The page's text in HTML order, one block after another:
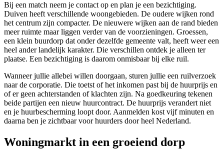
Bij een match neem je contact op en plan je een bezichtiging.
Duiven heeft verschillende woongebieden. De oudere wijken rond
het centrum zijn compacter. De nieuwere wijken aan de rand bieden
meer ruimte maar liggen verder van de voorzieningen. Groessen,
een klein buurdorp dat onder dezelfde gemeente valt, heeft weer een
heel ander landelijk karakter. Die verschillen ontdek je alleen ter
plaatse. Een bezichtiging is daarom onmisbaar bij elke ruil.
Wanneer jullie allebei willen doorgaan, sturen jullie een ruilverzoek
naar de corporatie. Die toetst of het inkomen past bij de huurprijs en
of er geen achterstanden of klachten zijn. Na goedkeuring tekenen
beide partijen een nieuw huurcontract. De huurprijs verandert niet
en je huurbescherming loopt door. Aanmelden kost vijf minuten en
daarna ben je zichtbaar voor huurders door heel Nederland.
Woningmarkt in een groeiend dorp